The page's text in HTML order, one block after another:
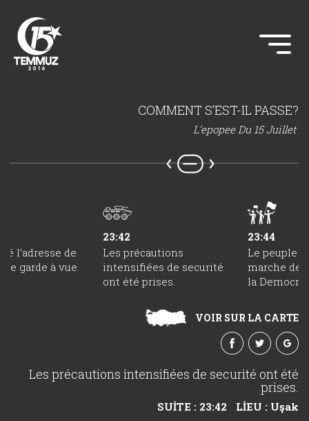
COMMENT S’EST-IL PASSE?
L’epopee Du 15 Juillet
l’adresse de
garde à vue.
23:42
Les précautions
intensifiées de securité
ont été prises.
23:44
Le peuple
marche de
la
VOIR SUR LA CARTE
Les précautions intensifiées de securité ont été
prises.
SUİTE : 23:42
LİEU : Uşak